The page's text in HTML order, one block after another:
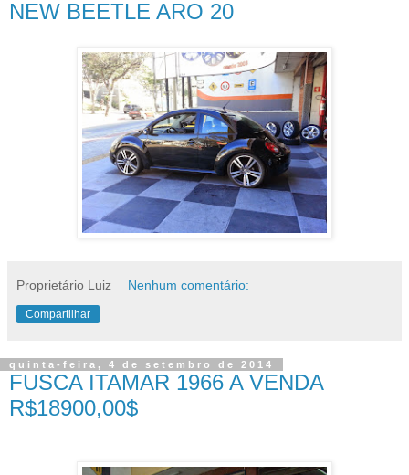
NEW BEETLE ARO 20
Proprietário Luiz Nenhum comentário:
Compartilhar
quinta-feira, 4 de setembro de 2014
FUSCA ITAMAR 1966 A VENDA
R$18900,00$